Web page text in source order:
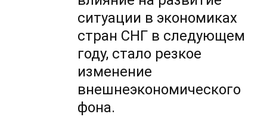
ситуации в экономиках
стран СНГ в следующем
году, стало резкое
изменение
внешнеэкономического
фона.